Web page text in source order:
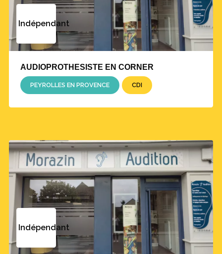
Indépendant
AUDIOPROTHESISTE EN CORNER
PEYROLLES EN PROVENCE CDI
Indépendant